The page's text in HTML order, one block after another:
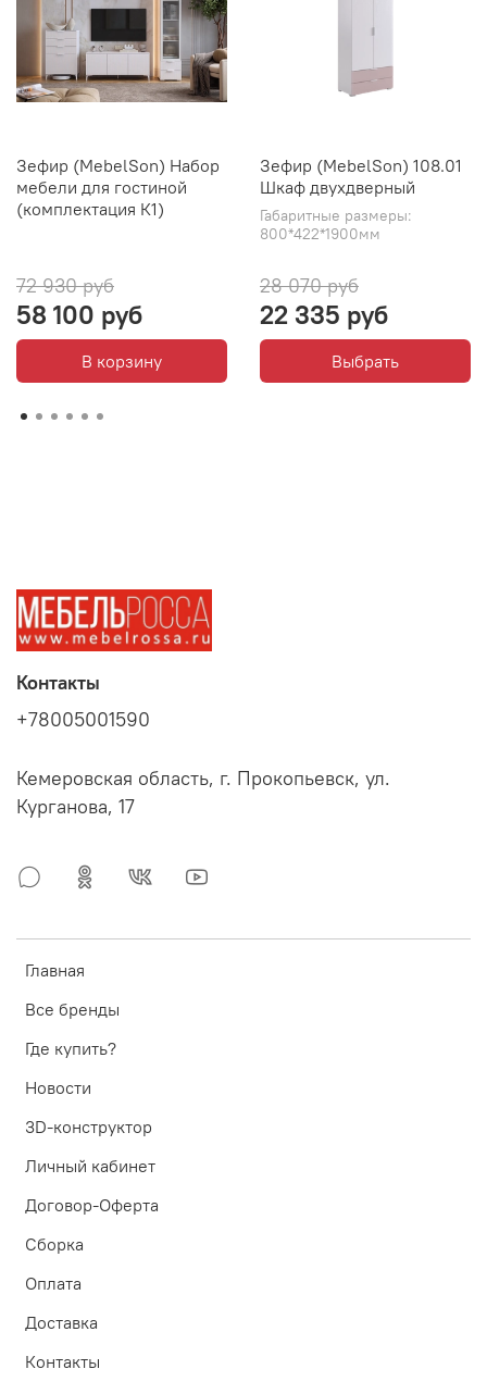
Зефир (MebelSon) Набор
мебели для гостиной
(комплектация К1)
72 930 руб
58 100 руб
В корзину
Зефир (MebelSon) 108.01
Шкаф двухдверный
Габаритные размеры:
800*422*1900мм
28 070 руб
22 335 руб
Выбрать
Главная
Все бренды
Где купить?
Новости
3D-конструктор
Личный кабинет
Договор-Оферта
Сборка
Оплата
Доставка
Контакты
Контакты
+78005001590
Кемеровская область, г. Прокопьевск, ул.
Курганова, 17